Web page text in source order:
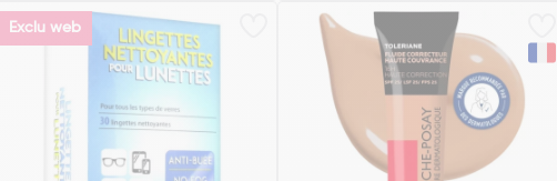
Exclu web